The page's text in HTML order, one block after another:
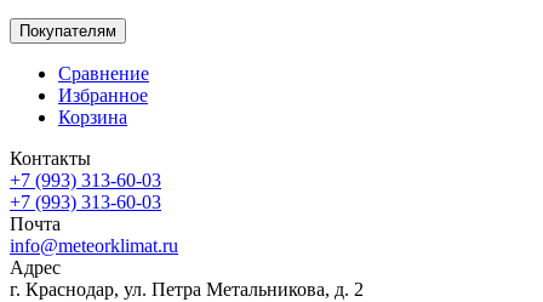
Покупателям
Сравнение
Избранное
Корзина
Контакты
+7 (993) 313-60-03
+7 (993) 313-60-03
Почта
info@meteorklimat.ru
Адрес
г. Краснодар, ул. Петра Метальникова, д. 2